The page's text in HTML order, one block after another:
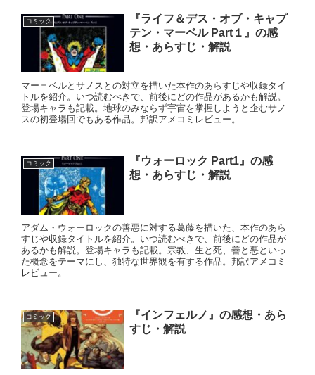
コミック
『ライフ＆デス・オブ・キャプ
テン・マーベル Part１』の感
想・あらすじ・解説
マー＝ベルとサノスとの対立を描いた本作のあらすじや収録タイ
トルを紹介。いつ読むべきで、前後にどの作品があるかも解説。
登場キャラも記載。地球のみならず宇宙を掌握しようと企むサノ
スの初登場回でもある作品。邦訳アメコミレビュー。
コミック
『ウォーロック Part1』の感
想・あらすじ・解説
アダム・ウォーロックの善悪に対する葛藤を描いた、本作のあら
すじや収録タイトルを紹介。いつ読むべきで、前後にどの作品が
あるかも解説。登場キャラも記載。宗教、生と死、善と悪といっ
た概念をテーマにし、独特な世界観を有する作品。邦訳アメコミ
レビュー。
コミック
『インフェルノ』の感想・あら
すじ・解説